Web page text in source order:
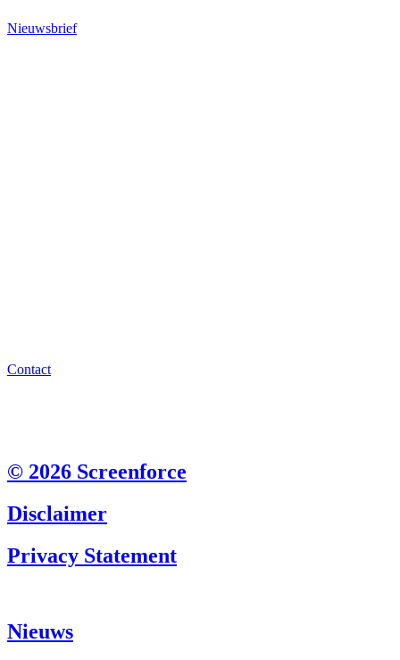
Nieuwsbrief
Contact
© 2026 Screenforce
Disclaimer
Privacy Statement
Nieuws